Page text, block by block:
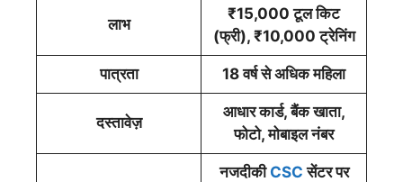
लाभ
₹15,000 टूल किट
(फ्री), ₹10,000 ट्रेनिंग
पात्रता 18 वर्ष से अधिक महिला
दस्तावेज़
आधार कार्ड, बैंक खाता,
फोटो, मोबाइल नंबर
नजदीकी CSCसेंटर पर